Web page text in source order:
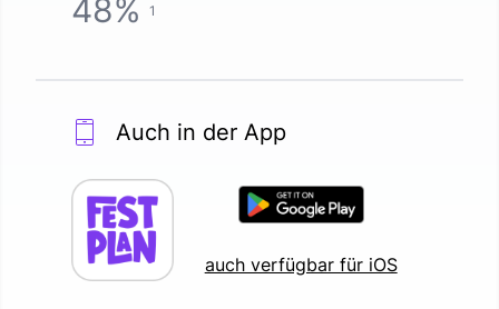
48% 1
Auch in der App
auch verfügbar für iOS